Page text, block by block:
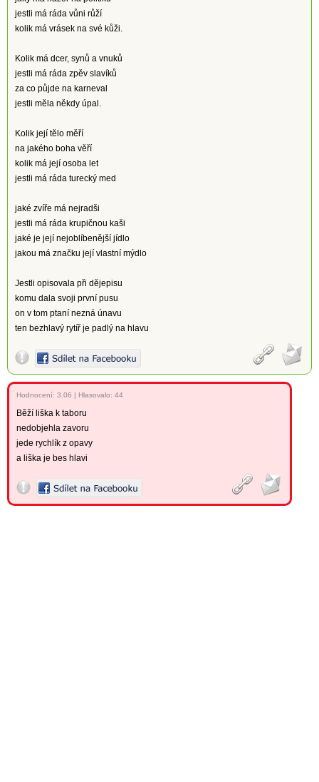
jestli má ráda vůni růží
kolik má vrásek na své kůži.
Kolik má dcer, synů a vnuků
jestli má ráda zpěv slavíků
za co půjde na karneval
jestli měla někdy úpal.
Kolik její tělo měří
na jakého boha věří
kolik má její osoba let
jestli má ráda turecký med
jaké zvíře má nejradši
jestli má ráda krupičnou kaši
jaké je její nejoblíbenější jídlo
jakou má značku její vlastní mýdlo
Jestli opisovala při dějepisu
komu dala svoji první pusu
on v tom ptaní nezná únavu
ten bezhlavý rytíř je padlý na hlavu
Hodnocení: 3.06 | Hlasovalo: 44
Běží liška k taboru
nedobjehla zavoru
jede rychlík z opavy
a liška je bes hlavi